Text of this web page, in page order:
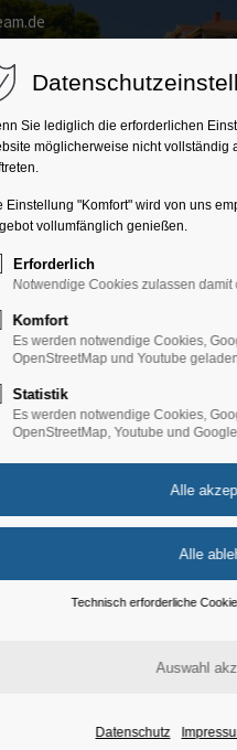
Kroatien
Laura Mali
Sie lediglich die erforderlichen
möglicherweise nicht vollständig
Einstellung "Komfort" wird von uns
vollumfänglich genießen.
Erforderlich
Notwendige Cookies zulassen
Komfort
Es werden notwendige Cookies,
OpenStreetMap und Youtube
Statistik
Es werden notwendige Cookies,
OpenStreetMap, Youtube und
Technisch erforderliche
Datenschutz